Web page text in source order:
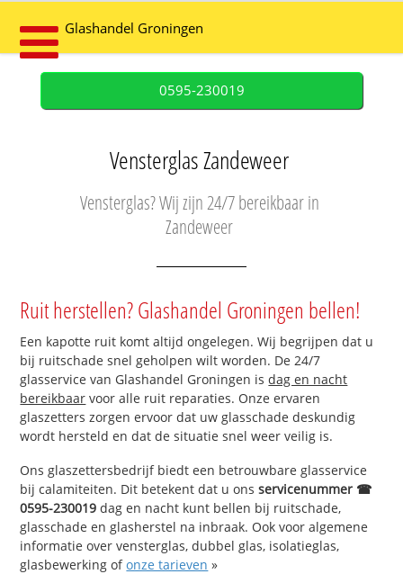
Glashandel Groningen
0595-230019
Vensterglas Zandeweer
Vensterglas? Wij zijn 24/7 bereikbaar in
Zandeweer
Ruit herstellen? Glashandel Groningen bellen!
Een kapotte ruit komt altijd ongelegen. Wij begrijpen dat u
bij ruitschade snel geholpen wilt worden. De 24/7
glasservice van Glashandel Groningen isdag en nacht
bereikbaar voor alle ruit reparaties. Onze ervaren
glaszetters zorgen ervoor dat uw glasschade deskundig
wordt hersteld en dat de situatie snel weer veilig is.
Ons glaszettersbedrijf biedt een betrouwbare glasservice
bij calamiteiten. Dit betekent dat u onsservicenummer ☎
0595-230019 dag en nacht kunt bellen bij ruitschade,
glasschade en glasherstel na inbraak. Ook voor algemene
informatie over vensterglas, dubbel glas, isolatieglas,
glasbewerking ofonze tarieven »